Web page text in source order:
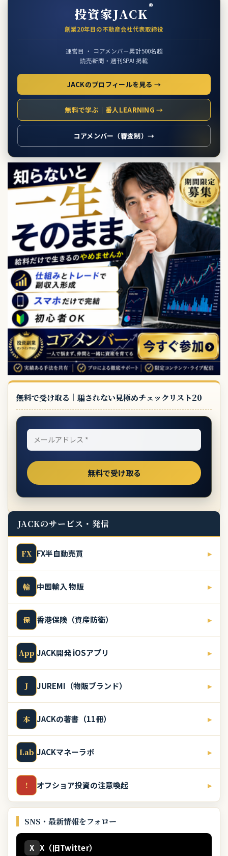
投資家JACK®
創業20年目の不動産会社代表取締役
運営目 ・ コアメンバー累計500名超
読売新聞・週刊SPA! 掲載
JACKのプロフィールを見る →
無料で学ぶ｜番人LEARNING →
コアメンバー（審査制）→
無料で受け取る｜騙されない見極めチェックリスト20
JACKのサービス・発信
FX FX半自動売買 ▸
輸 中国輸入 物販 ▸
保 香港保険（資産防衛） ▸
App JACK開発 iOSアプリ ▸
J JUREMI（物販ブランド） ▸
本 JACKの著書（11冊） ▸
Lab JACKマネーラボ ▸
! オフショア投資の注意喚起 ▸
SNS・最新情報をフォロー
X X（旧Twitter）